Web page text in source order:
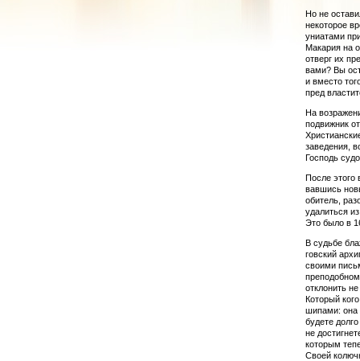
Но не
неко­торое
униатами
Макария на
отверг их
вами? Вы
и вместо
пред
На
под­виж­ник
заведения,
Господь
После этого
вавшись
обитель,
удалиться
Это было в
В судьбе
гов­ский
своими
отклонить
Который
шипами: она
будете
не
которым
Своей